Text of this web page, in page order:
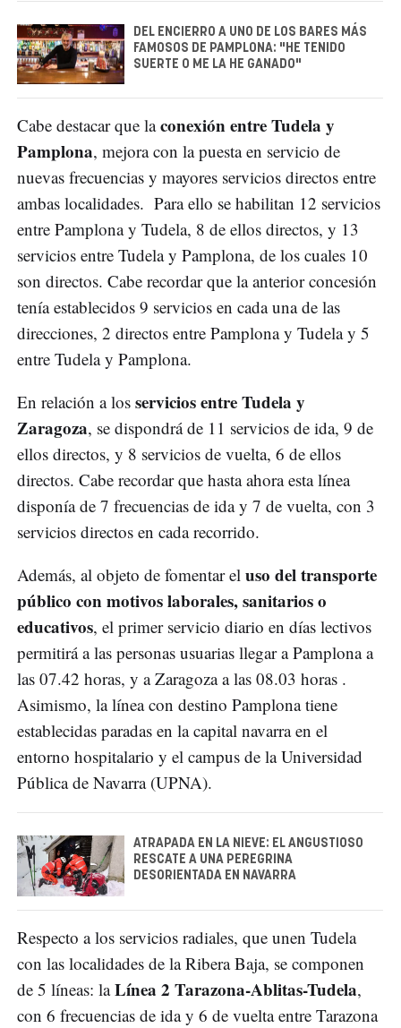
DEL ENCIERRO A UNO DE LOS BARES MÁS
FAMOSOS DE PAMPLONA: "HE TENIDO
SUERTE O ME LA HE GANADO"
Cabe destacar que laconexión entre Tudela y
Pamplona, mejora con la puesta en servicio de
nuevas frecuencias y mayores servicios directos entre
ambas localidades. Para ello se habilitan 12 servicios
entre Pamplona y Tudela, 8 de ellos directos, y 13
servicios entre Tudela y Pamplona, de los cuales 10
son directos. Cabe recordar que la anterior concesión
tenía establecidos 9 servicios en cada una de las
direcciones, 2 directos entre Pamplona y Tudela y 5
entre Tudela y Pamplona.
En relación a los servicios entre Tudela y
Zaragoza, se dispondrá de 11 servicios de ida, 9 de
ellos directos, y 8 servicios de vuelta, 6 de ellos
directos. Cabe recordar que hasta ahora esta línea
disponía de 7 frecuencias de ida y 7 de vuelta, con 3
servicios directos en cada recorrido.
Además, al objeto de fomentar el uso del transporte
público con motivos laborales, sanitarios o
educativos, el primer servicio diario en días lectivos
permitirá a las personas usuarias llegar a Pamplona a
las 07.42 horas, y a Zaragoza a las 08.03 horas .
Asimismo, la línea con destino Pamplona tiene
establecidas paradas en la capital navarra en el
entorno hospitalario y el campus de la Universidad
Pública de Navarra (UPNA).
ATRAPADA EN LA NIEVE: EL ANGUSTIOSO
RESCATE A UNA PEREGRINA
DESORIENTADA EN NAVARRA
Respecto a los servicios radiales, que unen Tudela
con las localidades de la Ribera Baja, se componen
de 5 líneas: laLínea 2 Tarazona-Ablitas-Tudela,
con 6 frecuencias de ida y 6 de vuelta entre Tarazona